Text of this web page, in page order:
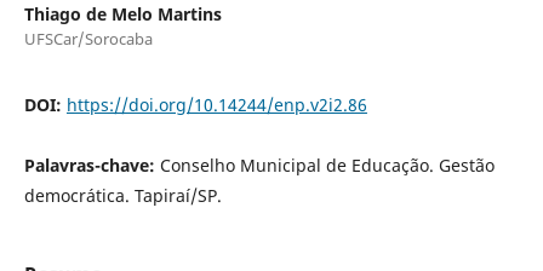
Thiago de Melo Martins
UFSCar/Sorocaba
DOI: https://doi.org/10.14244/enp.v2i2.86
Palavras-chave: Conselho Municipal de Educação. Gestão
democrática. Tapiraí/SP.